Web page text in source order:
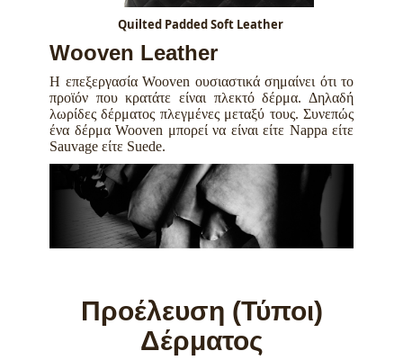
Quilted Padded Soft Leather
Wooven Leather
Η επεξεργασία Wooven ουσιαστικά σημαίνει ότι το
προϊόν που κρατάτε είναι πλεκτό δέρμα. Δηλαδή
λωρίδες δέρματος πλεγμένες μεταξύ τους. Συνεπώς
ένα δέρμα Wooven μπορεί να είναι είτε Nappa είτε
Sauvage είτε Suede.
Προέλευση (Τύποι)
Δέρματος